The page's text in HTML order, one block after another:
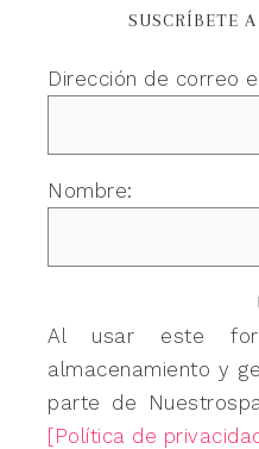
SUSCRÍBETE
Dirección de correo
Nombre:
Al usar este
almacenamiento y
parte de
[Política de